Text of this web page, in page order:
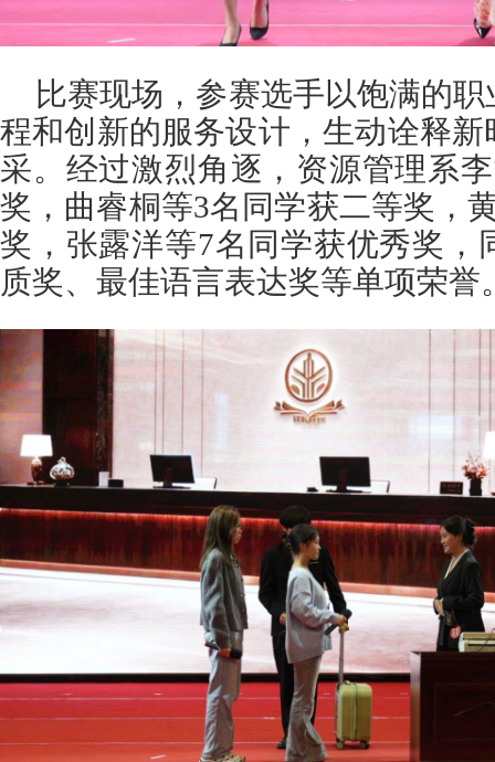
比赛现场，参赛选手以饱满的
程和创新的服务设计，生动诠释
采。经过激烈角逐，资源管理系
奖，曲睿桐等3名同学获二等奖，
奖，张露洋等7名同学获优秀奖，
质奖、最佳语言表达奖等单项荣誉